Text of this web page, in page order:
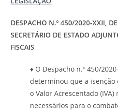
DESPACHO N.º 450/2020-XXII,
SECRETÁRIO DE ESTADO
FISCAIS
♦ O Despacho n.º 450/
determinou que a
o Valor Acrescentado
necessários para o